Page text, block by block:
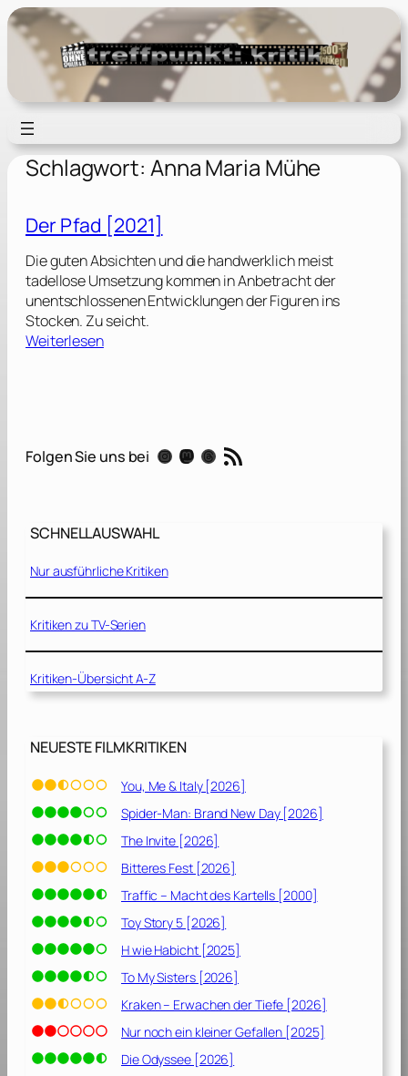
Zum
Inhalt
springen
Schlagwort: Anna Maria Mühe
Der Pfad [2021]
Die guten Absichten und die handwerklich meist
tadellose Umsetzung kommen in Anbetracht der
unentschlossenen Entwicklungen der Figuren ins
Stocken. Zu seicht.
Weiterlesen:
a
0
1
]
Folgen Sie uns bei Instagram Mastodon Threads RSS-Feed
SCHNELLAUSWAHL
Nur ausführliche Kritiken
Kritiken zu TV-Serien
Kritiken-Übersicht A-Z
NEUESTE FILMKRITIKEN
You, Me & Italy [2026]
Spider-Man: Brand New Day [2026]
The Invite [2026]
Bitteres Fest [2026]
Traffic – Macht des Kartells [2000]
Toy Story 5 [2026]
H wie Habicht [2025]
To My Sisters [2026]
Kraken – Erwachen der Tiefe [2026]
Nur noch ein kleiner Gefallen [2025]
Die Odyssee [2026]